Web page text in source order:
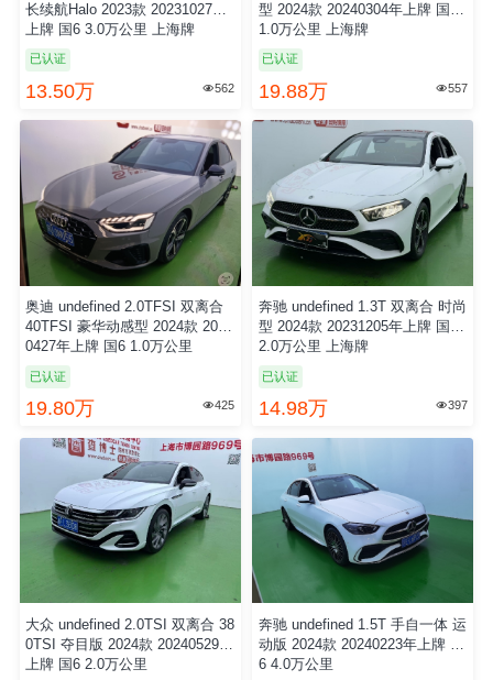
长续航Halo 2023款 20231027年
上牌 国6 3.0万公里 上海牌
已认证
13.50万 562
型 2024款 20240304年上牌 国6
1.0万公里 上海牌
已认证
19.88万 557
奥迪 undefined 2.0TFSI 双离合
40TFSI 豪华动感型 2024款 2024
0427年上牌 国6 1.0万公里
已认证
19.80万 425
奔驰 undefined 1.3T 双离合 时尚
型 2024款 20231205年上牌 国6
2.0万公里 上海牌
已认证
14.98万 397
大众 undefined 2.0TSI 双离合 38
0TSI 夺目版 2024款 20240529年
上牌 国6 2.0万公里
奔驰 undefined 1.5T 手自一体 运
动版 2024款 20240223年上牌 国
6 4.0万公里